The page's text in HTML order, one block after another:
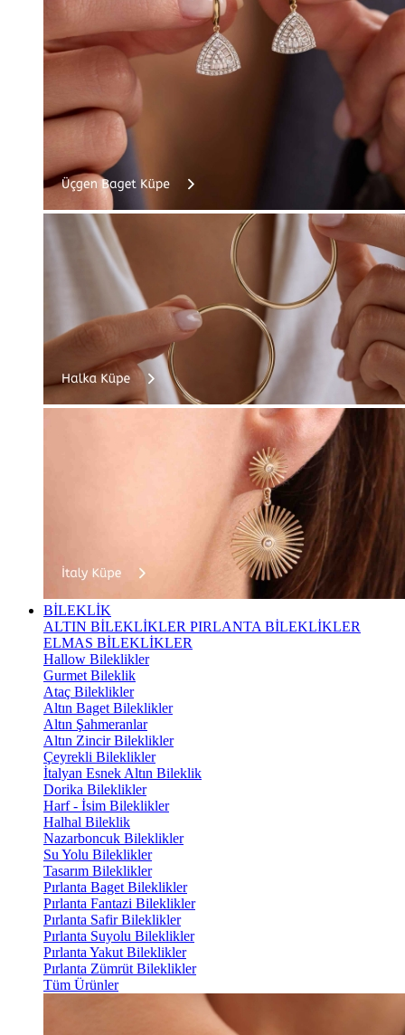
BİLEKLİK
ALTIN BİLEKLİKLER PIRLANTA BİLEKLİKLER
ELMAS BİLEKLİKLER
Hallow Bileklikler
Gurmet Bileklik
Ataç Bileklikler
Altın Baget Bileklikler
Altın Şahmeranlar
Altın Zincir Bileklikler
Çeyrekli Bileklikler
İtalyan Esnek Altın Bileklik
Dorika Bileklikler
Harf - İsim Bileklikler
Halhal Bileklik
Nazarboncuk Bileklikler
Su Yolu Bileklikler
Tasarım Bileklikler
Pırlanta Baget Bileklikler
Pırlanta Fantazi Bileklikler
Pırlanta Safir Bileklikler
Pırlanta Suyolu Bileklikler
Pırlanta Yakut Bileklikler
Pırlanta Zümrüt Bileklikler
Tüm Ürünler